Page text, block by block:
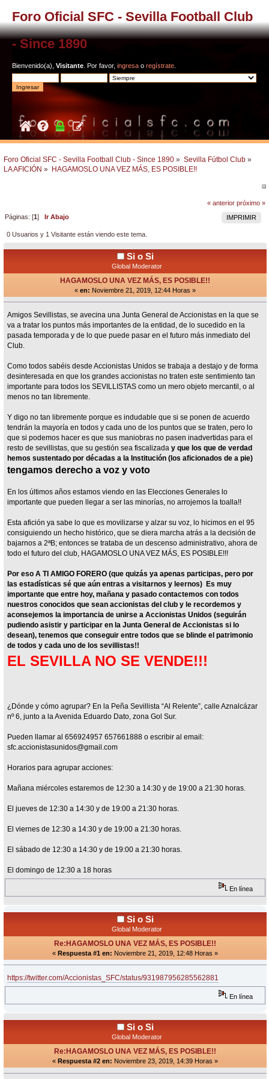
Foro Oficial SFC - Sevilla Football Club
- Since 1890
Bienvenido(a), Visitante . Por favor, ingresa o regístrate
Foro Oficial SFC - Sevilla Football Club - Since 1890 » Sevilla Fútbol Club »
LA AFICIÓN » HAGAMOSLO UNA VEZ MÁS, ES POSIBLE!!
« anterior próximo »
IMPRIMIR
Páginas: [1]Ir Abajo
0 Usuarios y 1 Visitante están viendo este tema.
Si o Si
Global Moderator
HAGAMOSLO UNA VEZ MÁS, ES POSIBLE!!
« en: Noviembre 21, 2019, 12:44 Horas »
Amigos Sevillistas, se avecina una Junta General de Accionistas en la que se
va a tratar los puntos más importantes de la entidad, de lo sucedido en la
pasada temporada y de lo que puede pasar en el futuro más inmediato del
Club.
Como todos sabéis desde Accionistas Unidos se trabaja a destajo y de forma
desinteresada en que los grandes accionistas no traten este sentimiento tan
importante para todos los SEVILLISTAS como un mero objeto mercantil, o al
menos no tan libremente.
Y digo no tan libremente porque es indudable que si se ponen de acuerdo
tendrán la mayoría en todos y cada uno de los puntos que se traten, pero lo
que si podemos hacer es que sus maniobras no pasen inadvertidas para el
resto de sevillistas, que su gestión sea fiscalizaday que los que de verdad
hemos sustentado por décadas a la Institución (los aficionados de a pie)
tengamos derecho a voz y voto
En los últimos años estamos viendo en las Elecciones Generales lo
importante que pueden llegar a ser las minorías, no arrojemos la toalla!!
Esta afición ya sabe lo que es movilizarse y alzar su voz, lo hicimos en el 95
consiguiendo un hecho histórico, que se diera marcha atrás a la decisión de
bajarnos a 2ªB; entonces se trataba de un descenso administrativo, ahora de
todo el futuro del club, HAGAMOSLO UNA VEZ MÁS, ES POSIBLE!!!
Por eso A TI AMIGO FORERO (que quizás ya apenas participas, pero por
las estadísticas sé que aún entras a visitarnos y leernos) Es muy
importante que entre hoy, mañana y pasado contactemos con todos
nuestros conocidos que sean accionistas del club y le recordemos y
aconsejemos la importancia de unirse a Accionistas Unidos (seguirán
pudiendo asistir y participar en la Junta General de Accionistas si lo
desean), tenemos que conseguir entre todos que se blinde el patrimonio
de todos y cada uno de los sevillistas!!
EL SEVILLA NO SE VENDE!!!
¿Dónde y cómo agrupar? En la Peña Sevillista “Al Relente”, calle Aznalcázar
nº 6, junto a la Avenida Eduardo Dato, zona Gol Sur.
Pueden llamar al 656924957 657661888 o escribir al email:
sfc.accionistasunidos@gmail.com
Horarios para agrupar acciones:
Mañana miércoles estaremos de 12:30 a 14:30 y de 19:00 a 21:30 horas.
El jueves de 12:30 a 14:30 y de 19:00 a 21:30 horas.
El viernes de 12:30 a 14:30 y de 19:00 a 21:30 horas.
El sábado de 12:30 a 14:30 y de 19:00 a 21:30 horas.
El domingo de 12:30 a 18 horas
En línea
Si o Si
Global Moderator
Re:HAGAMOSLO UNA VEZ MÁS, ES POSIBLE!!
« Respuesta #1 en: Noviembre 21, 2019, 12:48 Horas »
https://twitter.com/Accionistas_SFC/status/931987956285562881
En línea
Si o Si
Global Moderator
Re:HAGAMOSLO UNA VEZ MÁS, ES POSIBLE!!
« Respuesta #2 en: Noviembre 23, 2019, 14:39 Horas »